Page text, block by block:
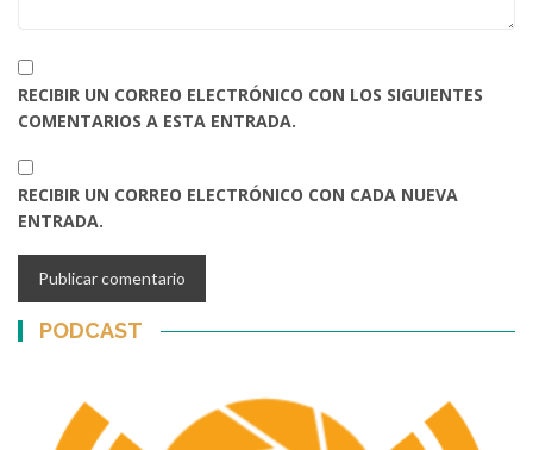
RECIBIR UN CORREO ELECTRÓNICO CON LOS SIGUIENTES
COMENTARIOS A ESTA ENTRADA.
RECIBIR UN CORREO ELECTRÓNICO CON CADA NUEVA
ENTRADA.
PODCAST